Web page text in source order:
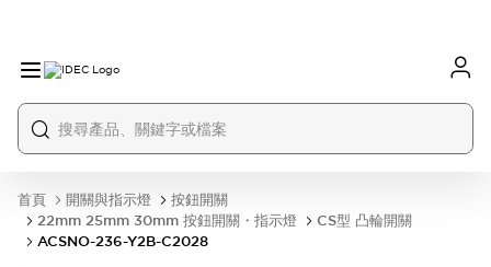
首頁 開關與指示燈
按鈕開關
22mm 25mm 30mm 按鈕開關・指示燈
CS型 凸輪開關
ACSNO-236-Y2B-C2028